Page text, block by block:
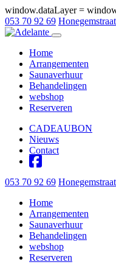
window.dataLayer =
053 70 92 69
Open navigatie
Home
Arrangementen
Saunaverhuur
Behandelingen
webshop
Reserveren
CADEAUBON
Nieuws
Contact
053 70 92 69
Home
Arrangementen
Saunaverhuur
Behandelingen
webshop
Reserveren